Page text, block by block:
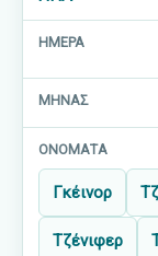
Γκέινορ
Τζένιφερ